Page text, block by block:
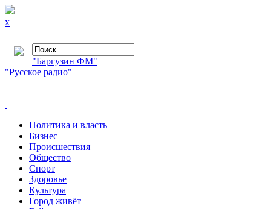
x
"Баргузин ФМ"
"Русское радио"
Политика и власть
Бизнес
Происшествия
Общество
Cпорт
Здоровье
Культура
Город живёт